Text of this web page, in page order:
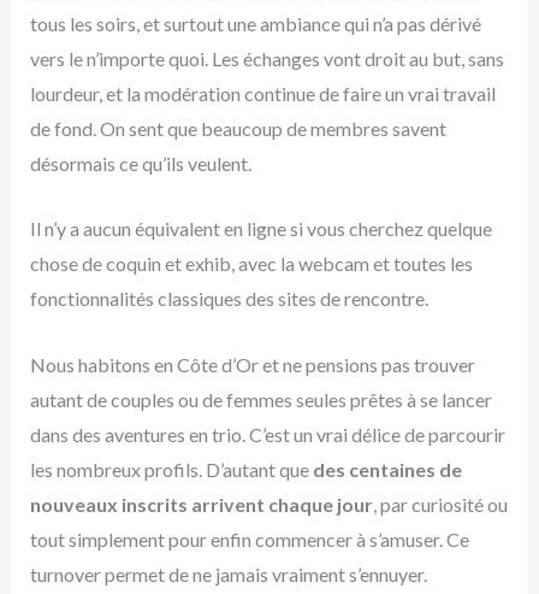
tous les soirs, et surtout une ambiance qui n’a pas dérivé
vers le n’importe quoi. Les échanges vont droit au but, sans
lourdeur, et la modération continue de faire un vrai travail
de fond. On sent que beaucoup de membres savent
désormais ce qu’ils veulent.
Il n’y a aucun équivalent en ligne si vous cherchez quelque
chose de coquin et exhib, avec la webcam et toutes les
fonctionnalités classiques des sites de rencontre.
Nous habitons en Côte d’Or et ne pensions pas trouver
autant de couples ou de femmes seules prêtes à se lancer
dans des aventures en trio. C’est un vrai délice de parcourir
les nombreux profils. D’autant que des centaines de
nouveaux inscrits arrivent chaque jour, par curiosité ou
tout simplement pour enfin commencer à s’amuser. Ce
turnover permet de ne jamais vraiment s’ennuyer.